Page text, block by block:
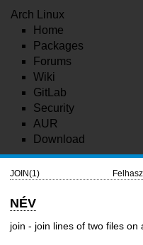
Arch Linux
Home
Packages
Forums
Wiki
GitLab
Security
AUR
Download
JOIN(1)
NÉV
join - join lines of two files on